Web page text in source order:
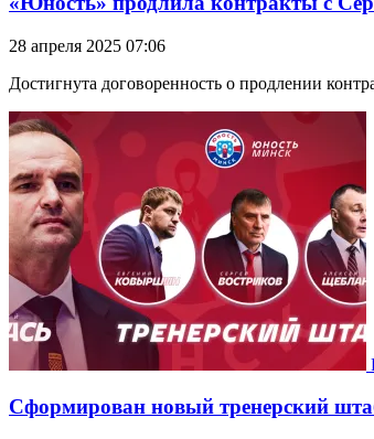
28 апреля 2025 07:06
Достигнута договоренность о продлении
Сформирован новый тренерский